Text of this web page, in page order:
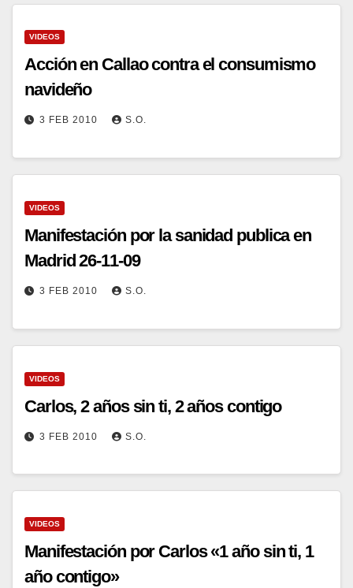
VIDEOS
Acción en Callao contra el consumismo
navideño
3 FEB 2010 S.O.
VIDEOS
Manifestación por la sanidad publica en
Madrid 26-11-09
3 FEB 2010 S.O.
VIDEOS
Carlos, 2 años sin ti, 2 años contigo
3 FEB 2010 S.O.
VIDEOS
Manifestación por Carlos «1 año sin ti, 1
año contigo»